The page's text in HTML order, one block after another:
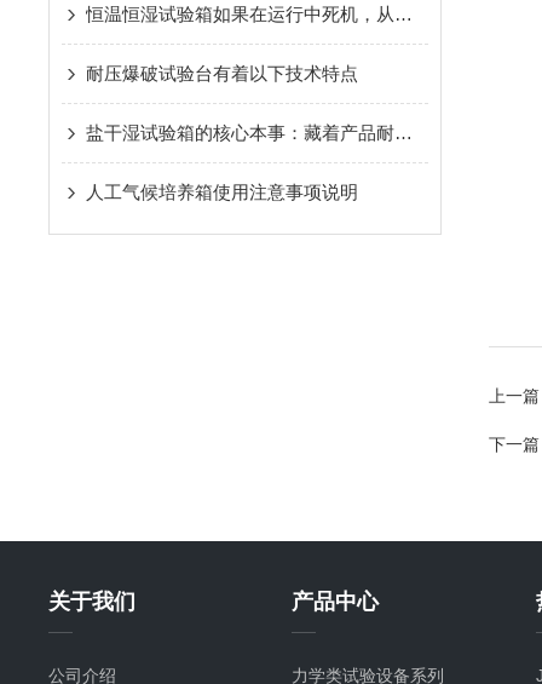
恒温恒湿试验箱如果在运行中死机，从新开机设备处于什么状态？
耐压爆破试验台有着以下技术特点
盐干湿试验箱的核心本事：藏着产品耐候性的“通关密码”
人工气候培养箱使用注意事项说明
上一
下一
关于我们
公司介绍
产品中心
力学类试验设备系列